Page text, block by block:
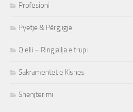
Profesioni
Pyetje & Përgjigje
Qielli – Ringjallja e trupi
Sakramentet e Kishes
Shenjterimi